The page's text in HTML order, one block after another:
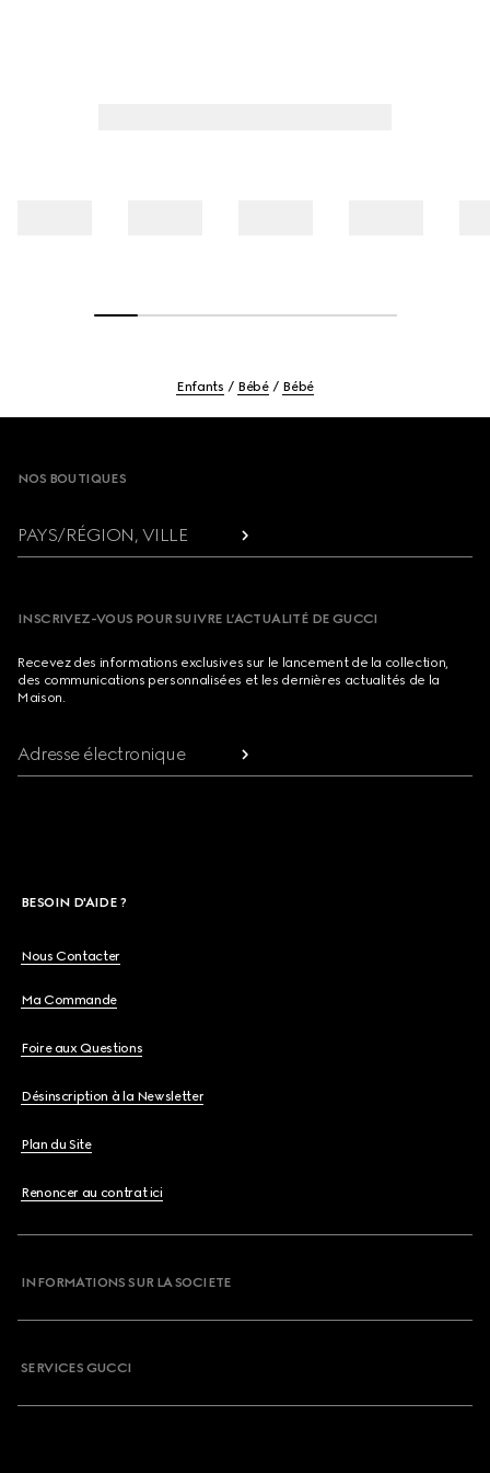
Enfants Bébé Bébé
NOS BOUTIQUES
PAYS/RÉGION, VILLE
INSCRIVEZ-VOUS POUR SUIVRE L’ACTUALITÉ DE GUCCI
Recevez des informations exclusives sur le lancement de la collection,
des communications personnalisées et les dernières actualités de la
Maison.
Adresse électronique
BESOIN D'AIDE ?
Nous Contacter
Ma Commande
Foire aux Questions
Désinscription à la Newsletter
Plan du Site
Renoncer au contrat ici
INFORMATIONS SUR LA SOCIETE
SERVICES GUCCI